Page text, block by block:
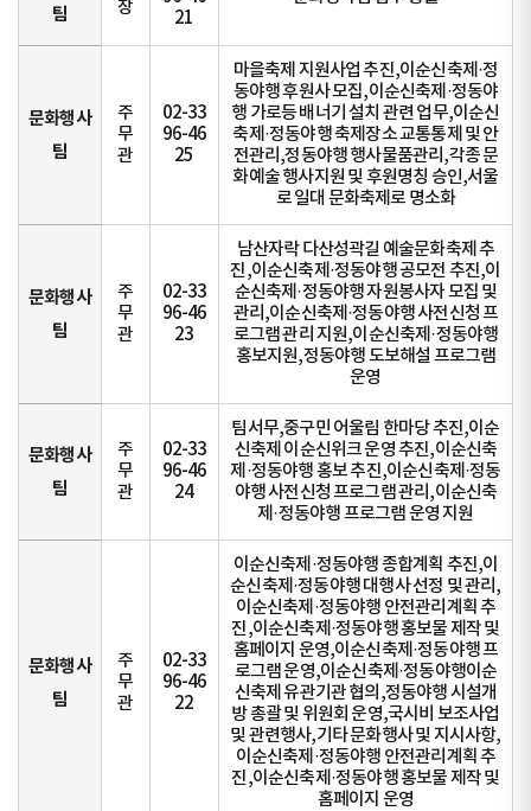
팀
장
21
문화행사
팀
주
무
관
02-33
96-46
25
마을축제 지원사업 추진,이순신축제·정
동야행 후원사 모집,이순신축제·정동야
행 가로등 배너기 설치 관련 업무,이순신
축제·정동야행 축제장소 교통통제 및 안
전관리,정동야행 행사물품관리,각종 문
화예술 행사지원 및 후원명칭 승인,서울
로 일대 문화축제로 명소화
문화행사
팀
주
무
관
02-33
96-46
23
남산자락 다산성곽길 예술문화축제 추
진,이순신축제·정동야행 공모전 추진,이
순신축제·정동야행 자원봉사자 모집 및
관리,이순신축제·정동야행 사전신청 프
로그램 관리 지원,이순신축제·정동야행
홍보지원,정동야행 도보해설 프로그램
운영
문화행사
팀
주
무
관
02-33
96-46
24
팀서무,중구민 어울림 한마당 추진,이순
신축제 이순신위크 운영 추진,이순신축
제·정동야행 홍보 추진,이순신축제·정동
야행 사전신청 프로그램 관리,이순신축
제·정동야행 프로그램 운영 지원
문화행사
팀
주
무
관
02-33
96-46
22
이순신축제·정동야행 종합계획 추진,이
순신축제·정동야행 대행사 선정 및 관리,
이순신축제·정동야행 안전관리계획 추
진,이순신축제·정동야행 홍보물 제작 및
홈페이지 운영,이순신축제·정동야행 프
로그램 운영,이순신축제·정동야행이순
신축제 유관기관 협의,정동야행 시설개
방 총괄 및 위원회 운영,국시비 보조사업
및 관련행사,기타 문화행사 및 지시사항,
이순신축제·정동야행 안전관리계획 추
진,이순신축제·정동야행 홍보물 제작 및
홈페이지 운영